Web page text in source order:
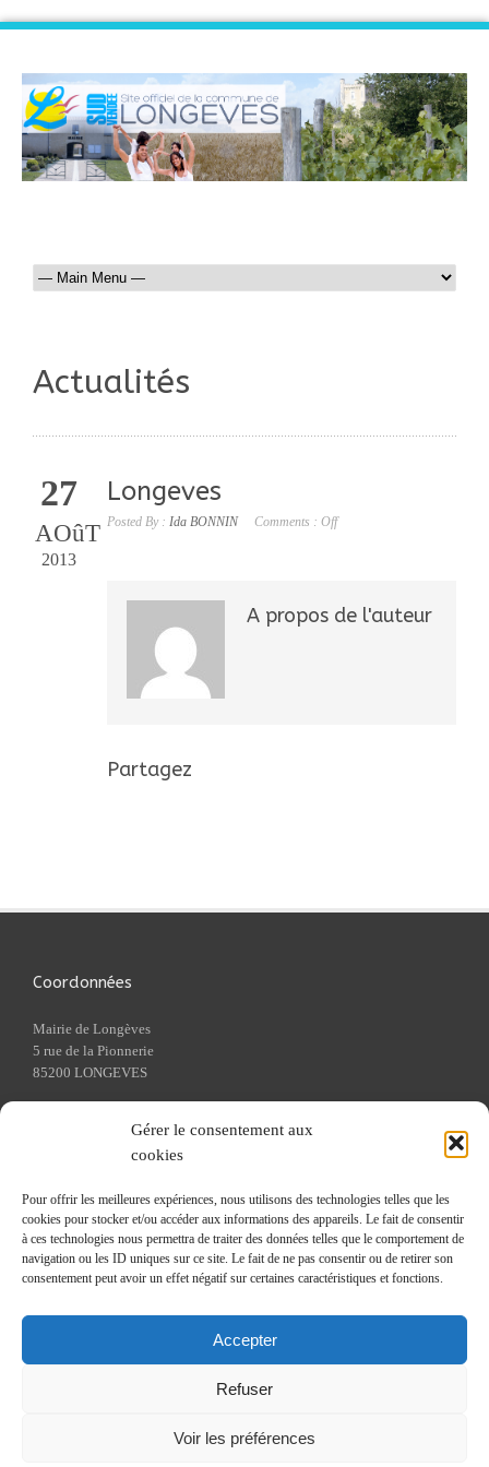
Gérer le consentement aux
cookies
Pour offrir les meilleures expériences, nous utilisons des technologies telles que les
cookies pour stocker et/ou accéder aux informations des appareils. Le fait de consentir
à ces technologies nous permettra de traiter des données telles que le comportement de
navigation ou les ID uniques sur ce site. Le fait de ne pas consentir ou de retirer son
consentement peut avoir un effet négatif sur certaines caractéristiques et fonctions.
Accepter
Refuser
Voir les préférences
Actualités
27
AOûT
2013
Longeves
Posted By : Ida BONNIN Comments : Off
A propos de l'auteur
Partagez
Coordonnées
Mairie de Longèves
5 rue de la Pionnerie
85200 LONGEVES
Fax : 02 51 69 13 08
Liens utiles
Cadastre
Caisse Primaire d'Assurance Maladie
longeves85.fr| Tous droits réservés | Site créé par